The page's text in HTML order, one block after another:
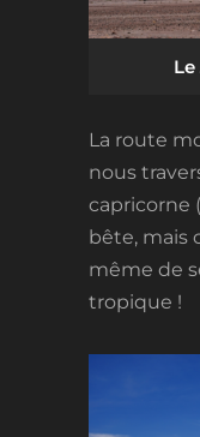
Le
La route
nous
capricorne
bête, mais
même de
tropique !